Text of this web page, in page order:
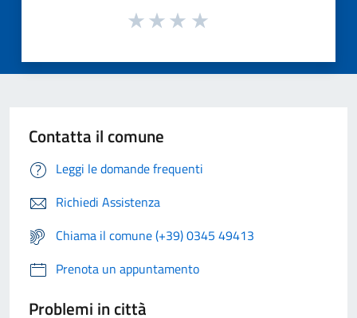
Contatta il comune
Leggi le domande frequenti
Richiedi Assistenza
Chiama il comune (+39) 0345 49413
Prenota un appuntamento
Problemi in città